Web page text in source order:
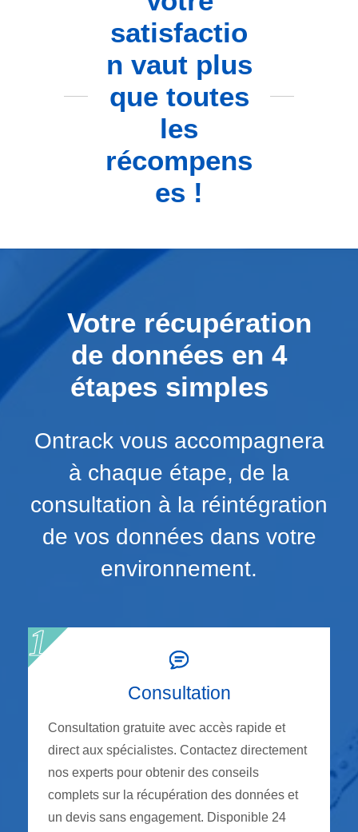
satisfactio
n vaut plus
que toutes
les
récompens
es !
Votre récupération
de données en 4
étapes simples
Ontrack vous accompagnera
à chaque étape, de la
consultation à la réintégration
de vos données dans votre
environnement.
Consultation
Consultation gratuite avec accès rapide et
direct aux spécialistes. Contactez directement
nos experts pour obtenir des conseils
complets sur la récupération des données et
un devis sans engagement. Disponible 24